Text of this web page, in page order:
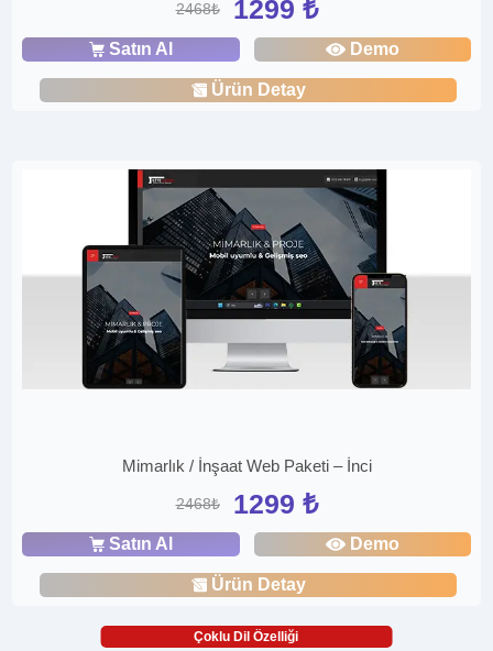
2468₺ 1299 ₺
Satın Al Demo
Ürün Detay
Mimarlık / İnşaat Web Paketi – İnci
2468₺ 1299 ₺
Satın Al Demo
Ürün Detay
Çoklu Dil Özelliği